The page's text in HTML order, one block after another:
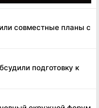
совместные планы с
подготовку к